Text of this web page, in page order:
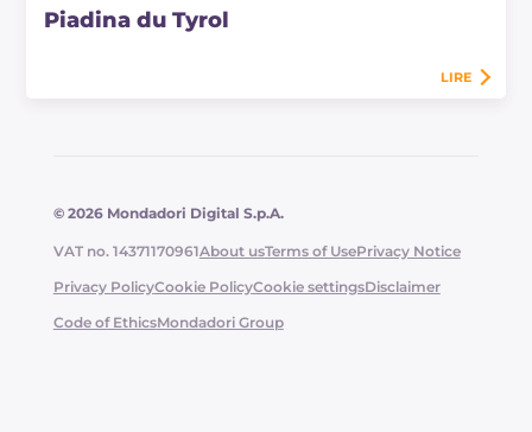
Piadina du Tyrol
LIRE
© 2026 Mondadori Digital S.p.A.
VAT no. 14371170961About usTerms of UsePrivacy Notice
Privacy PolicyCookie PolicyCookie settingsDisclaimer
Code of EthicsMondadori Group